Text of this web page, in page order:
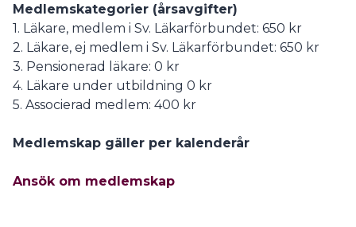
Medlemskategorier (årsavgifter)
1. Läkare, medlem i Sv. Läkarförbundet: 650 kr
2. Läkare, ej medlem i Sv. Läkarförbundet: 650 kr
3. Pensionerad läkare: 0 kr
4. Läkare under utbildning 0 kr
5. Associerad medlem: 400 kr
Medlemskap gäller per kalenderår
Ansök om medlemskap